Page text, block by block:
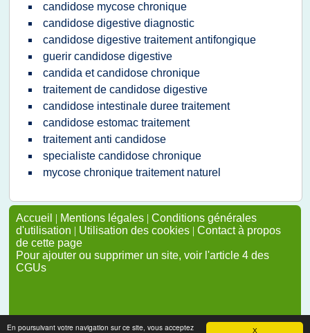
X
En poursuivant votre navigation sur ce site, vous acceptez
candidose mycose chronique
candidose digestive diagnostic
candidose digestive traitement antifongique
guerir candidose digestive
candida et candidose chronique
traitement de candidose digestive
candidose intestinale duree traitement
candidose estomac traitement
traitement anti candidose
specialiste candidose chronique
mycose chronique traitement naturel
Accueil | Mentions légales | Conditions générales
d'utilisation | Utilisation des cookies | Contact à propos
de cette page
Pour ajouter ou supprimer un site, voir l'article 4 des
CGUs